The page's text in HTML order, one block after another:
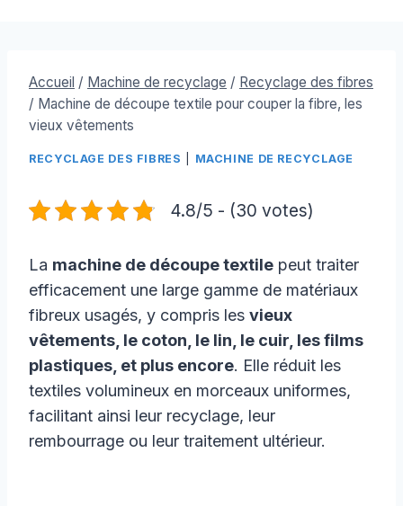
Accueil / Machine de recyclage / Recyclage des fibres
/ Machine de découpe textile pour couper la fibre, les
vieux vêtements
RECYCLAGE DES FIBRES MACHINE DE RECYCLAGE
4.8/5 - (30 votes)
La machine de découpe textile peut traiter
efficacement une large gamme de matériaux
fibreux usagés, y compris les vieux
vêtements, le coton, le lin, le cuir, les films
plastiques, et plus encore. Elle réduit les
textiles volumineux en morceaux uniformes,
facilitant ainsi leur recyclage, leur
rembourrage ou leur traitement ultérieur.